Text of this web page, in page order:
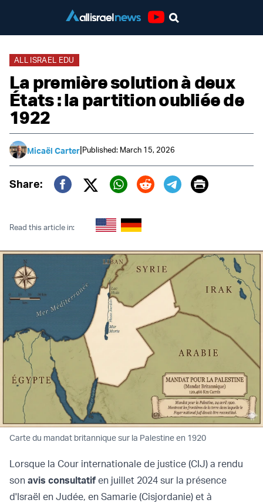
ALL ISRAEL EDU
La première solution à deux
États : la partition oubliée de
1922
Micaël Carter|Published: March 15, 2026
Share:
Twitter (X)
Print
Read this article in:
Carte du mandat britannique sur la Palestine en 1920
Lorsque la Cour internationale de justice (CIJ) a rendu
son avis consultatif en juillet 2024 sur la présence
d'Israël en Judée, en Samarie (Cisjordanie) et à